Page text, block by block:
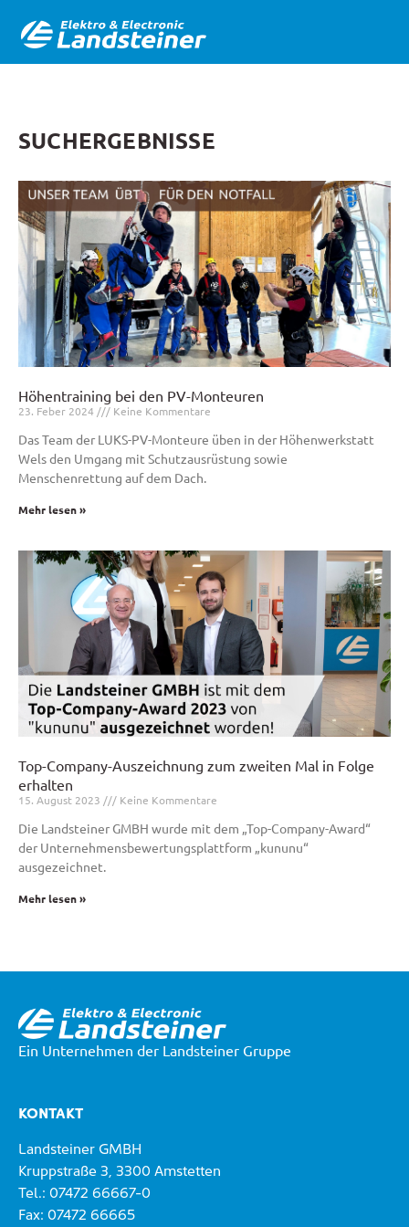
SUCHERGEBNISSE
Höhentraining bei den PV-Monteuren
23. Feber 2024 Keine Kommentare
Das Team der LUKS-PV-Monteure üben in der Höhenwerkstatt
Wels den Umgang mit Schutzausrüstung sowie
Menschenrettung auf dem Dach.
Mehr lesen »
Top-Company-Auszeichnung zum zweiten Mal in Folge
erhalten
15. August 2023 Keine Kommentare
Die Landsteiner GMBH wurde mit dem „Top-Company-Award“
der Unternehmensbewertungsplattform „kununu“
ausgezeichnet.
Mehr lesen »
Ein Unternehmen der Landsteiner Gruppe
KONTAKT
Landsteiner GMBH
Kruppstraße 3, 3300 Amstetten
Tel.: 07472 66667-0
Fax: 07472 66665